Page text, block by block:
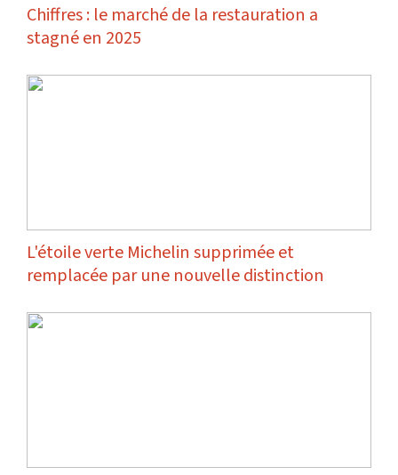
Chiffres : le marché de la restauration a
stagné en 2025
L'étoile verte Michelin supprimée et
remplacée par une nouvelle distinction